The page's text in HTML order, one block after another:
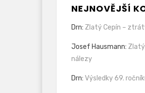
NEJNOVĚJŠÍ
Drn: Zlatý Cepín –
Josef Hausmann:
nálezy
Drn: Výsledky 69.